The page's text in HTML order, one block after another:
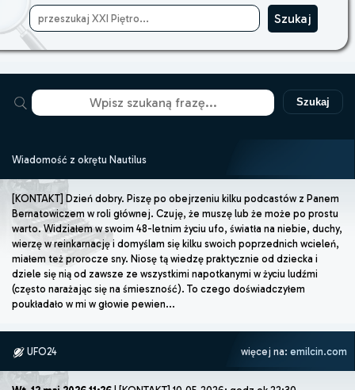
Szukaj
Wiadomość z okrętu Nautilus
[KONTAKT] Dzień dobry. Piszę po obejrzeniu kilku podcastów z Panem
Bernatowiczem w roli głównej. Czuję, że muszę lub że może po prostu
warto. Widziałem w swoim 48-letnim życiu ufo, światła na niebie, duchy,
wierzę w reinkarnację i domyślam się kilku swoich poprzednich wcieleń,
miałem też prorocze sny. Niosę tą wiedzę praktycznie od dziecka i
dziele się nią od zawsze ze wszystkimi napotkanymi w życiu ludźmi
(często narażając się na śmieszność). To czego doświadczyłem
poukładało w mi w głowie pewien...
UFO24 więcej na: emilcin.com